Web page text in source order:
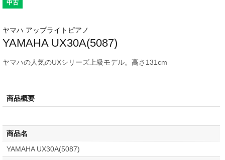
中古
ヤマハ アップライトピアノ
YAMAHA UX30A(5087)
ヤマハの人気のUXシリーズ上級モデル。高さ131cm
商品概要
商品名
YAMAHA UX30A(5087)